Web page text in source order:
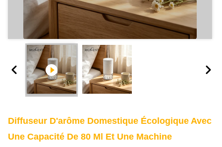
Diffuseur D'arôme Domestique Écologique Avec
Une Capacité De 80 Ml Et Une Machine